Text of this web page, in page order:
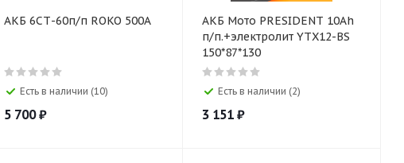
АКБ 6СТ-60п/п ROKO 500A
Есть в наличии (10)
5 700₽
АКБ Мото PRESIDENT 10Ah
п/п.+электролит YTX12-BS
150*87*130
Есть в наличии (2)
3 151 ₽